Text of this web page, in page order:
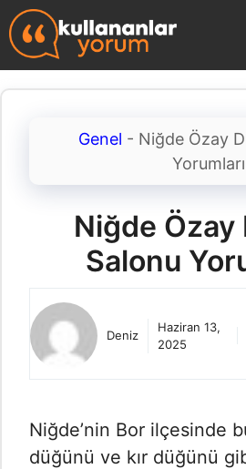
İçeriğe
atla
Genel - Niğde Özay
Yorumları
Niğde Özay
Salonu
Deniz
Haziran 13,
2025
Niğde’nin Bor ilçesinde
düğünü ve kır düğünü